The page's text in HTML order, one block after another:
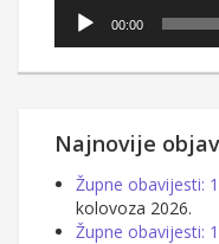
00:00
Najnovije
Župne obavijesti:
kolovoza 2026.
Župne obavijesti: